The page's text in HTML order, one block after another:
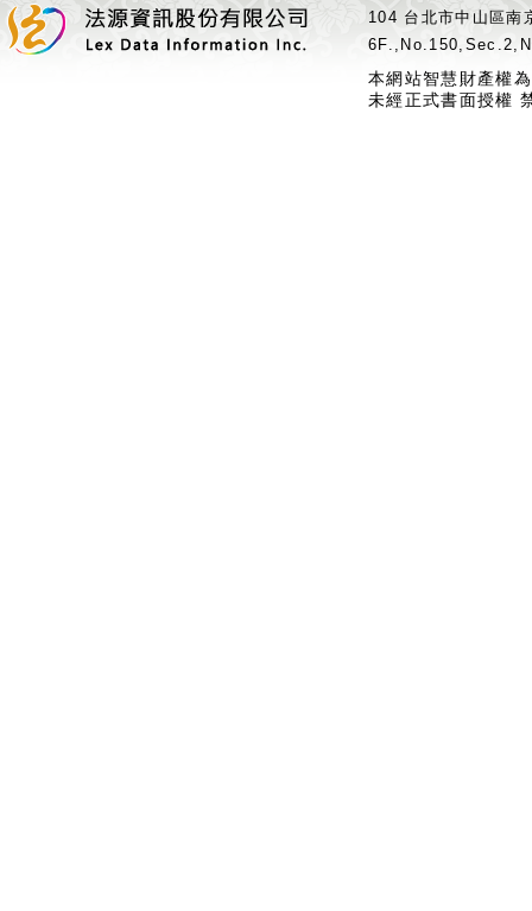
104 台北市中山區
本網站智慧財產權
未經正式書面授權